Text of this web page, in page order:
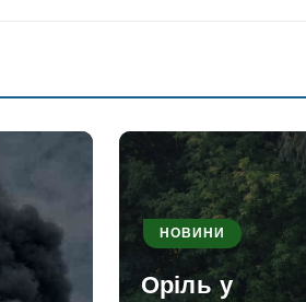
НОВИНИ
Оріль у